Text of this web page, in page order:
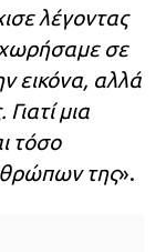
λέγοντας
σε
εικόνα, αλλά
μια
τόσο
της».